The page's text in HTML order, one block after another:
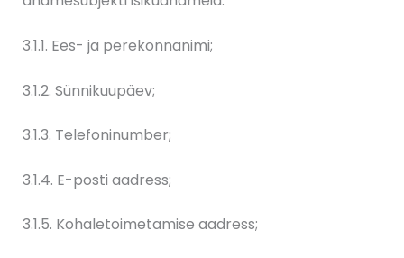
3.1.1. Ees- ja perekonnanimi;
3.1.2. Sünnikuupäev;
3.1.3. Telefoninumber;
3.1.4. E-posti aadress;
3.1.5. Kohaletoimetamise aadress;